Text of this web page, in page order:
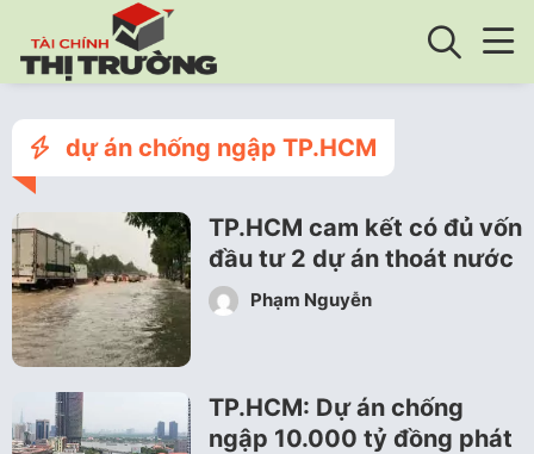
dự án chống ngập TP.HCM
TP.HCM cam kết có đủ vốn
đầu tư 2 dự án thoát nước
Phạm Nguyễn
TP.HCM: Dự án chống
ngập 10.000 tỷ đồng phát